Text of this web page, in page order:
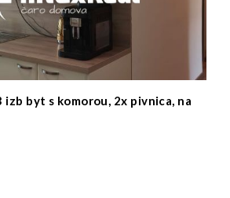
byt v súkromí, 2x P, komora,